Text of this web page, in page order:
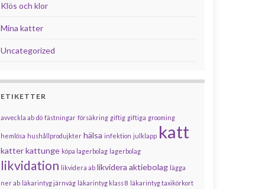
Klös och klor
Mina katter
Uncategorized
ETIKETTER
avveckla ab dö fästningar försäkring giftig giftiga grooming
hemlösa hushållprodujkter hälsa infektion julklapp katt
katterkattunge köpa lagerbolag lagerbolag
likvidation likvidera ab likvidera aktiebolag lägga
ner ab läkarintyg järnväg läkarintyg klass 8 läkarintyg taxikörkort